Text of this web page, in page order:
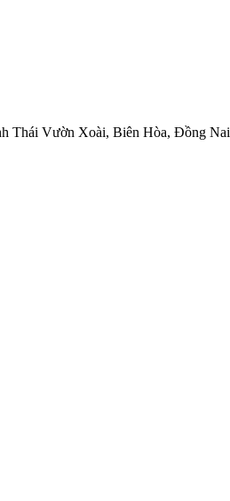
Thái Vườn Xoài, Biên Hòa, Đồng Nai